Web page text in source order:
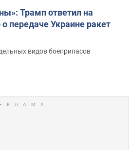
Трамп ответил на
о передаче Украине ракет
видов боеприпасов